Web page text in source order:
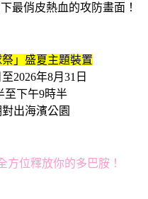
最俏皮熱血的攻防畫面！
」盛夏主題裝置
2026年8月31日
至下午9時半
出海濱公園
方位釋放你的多巴胺！